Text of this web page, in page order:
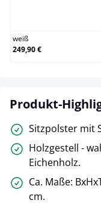
weiß
249,90 €
Produkt-
Sitzpolster mit
Holzgestell -
Eichenholz.
Ca. Maße:
cm.